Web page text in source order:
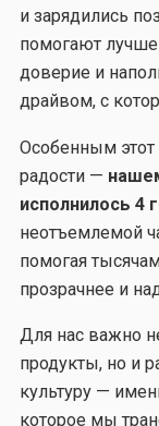
и зарядились
помогают лучше
доверие и
драйвом, с
Особенным
радости —
исполнилось 4
неотъемлемой
помогая
прозрачнее и
Для нас важно
продукты, но и
культуру —
которое мы